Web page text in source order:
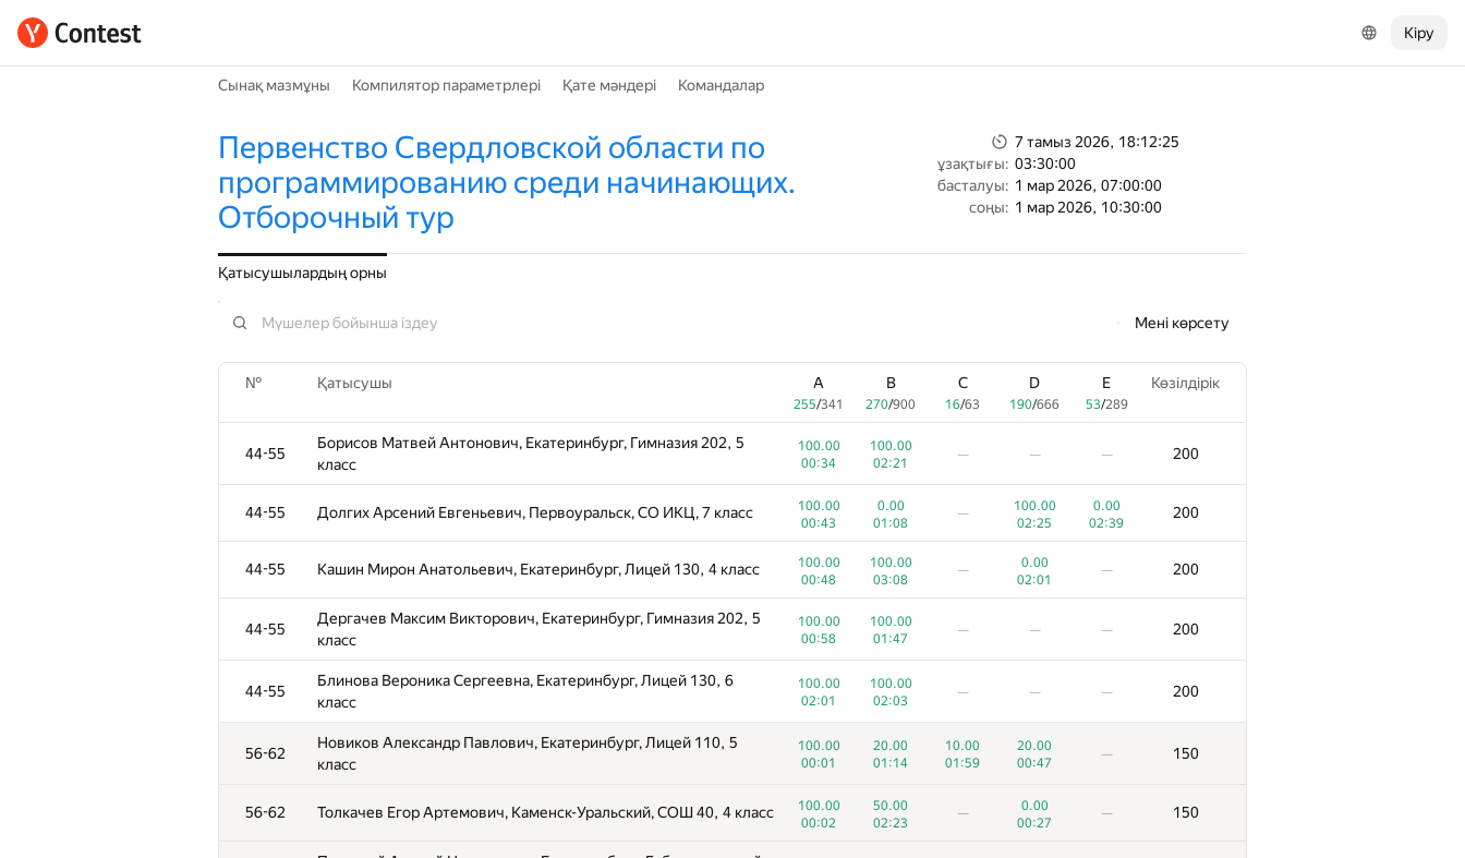
Кіру
Сынақ мазмұны Компилятор параметрлері Қате мәндері Командалар
Первенство Свердловской области по
программированию среди начинающих.
Отборочный тур
7 тамыз 2026, 18:12:25
ұзақтығы: 03:30:00
басталуы: 1 мар 2026, 07:00:00
соңы: 1 мар 2026, 10:30:00
Қатысушылардың орны
Мені көрсету
№ Қатысушы A
255/341
B
270/900
C
16/63
D
190/666
E
53/289
Көзілдірік
44-55
Борисов Матвей Антонович, Екатеринбург, Гимназия 202, 5
класс
100.00
00:34
100.00
02:21
— — — 200
44-55 Долгих Арсений Евгеньевич, Первоуральск, СО ИКЦ, 7 класс
100.00
00:43
0.00
01:08
—
100.00
02:25
0.00
02:39
200
44-55 Кашин Мирон Анатольевич, Екатеринбург, Лицей 130, 4 класс
100.00
00:48
100.00
03:08
—
0.00
02:01
— 200
44-55
Дергачев Максим Викторович, Екатеринбург, Гимназия 202, 5
класс
100.00
00:58
100.00
01:47
— — — 200
44-55
Блинова Вероника Сергеевна, Екатеринбург, Лицей 130, 6
класс
100.00
02:01
100.00
02:03
— — — 200
56-62
Новиков Александр Павлович, Екатеринбург, Лицей 110, 5
класс
100.00
00:01
20.00
01:14
10.00
01:59
20.00
00:47
— 150
56-62 Толкачев Егор Артемович, Каменск-Уральский, СОШ 40, 4 класс
100.00
00:02
50.00
02:23
—
0.00
00:27
— 150